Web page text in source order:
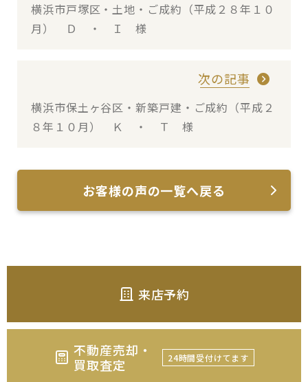
横浜市戸塚区・土地・ご成約（平成２８年１０
月） Ｄ ・ Ｉ 様
次の記事
横浜市保土ヶ谷区・新築戸建・ご成約（平成２
８年１０月） Ｋ ・ Ｔ 様
お客様の声の一覧へ戻る
来店予約
不動産売却・
買取査定
24時間受付けてます